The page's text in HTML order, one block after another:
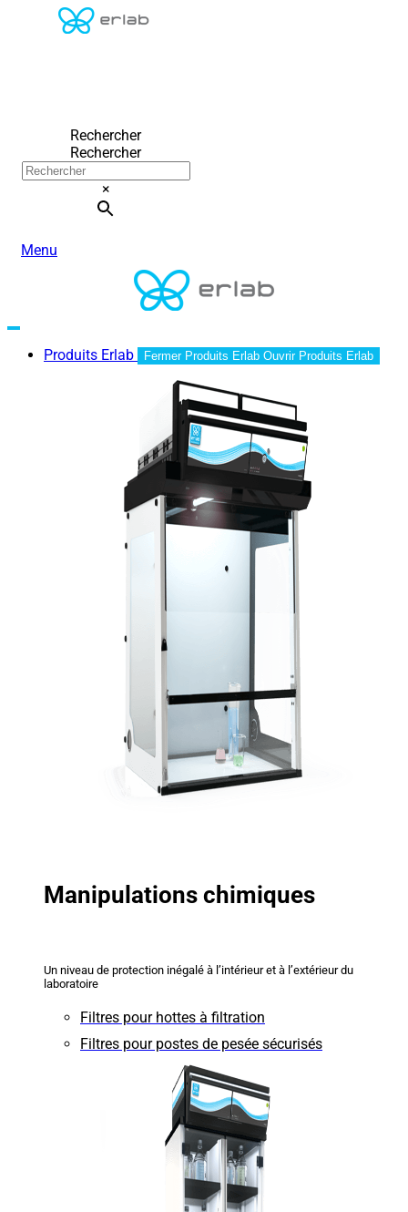
Rechercher
Rechercher
×
Menu
Produits Erlab Fermer Produits Erlab Ouvrir Produits Erlab
Manipulations chimiques
Un niveau de protection inégalé à l’intérieur et à l’extérieur du
laboratoire
Filtres pour hottes à filtration
Filtres pour postes de pesée sécurisés